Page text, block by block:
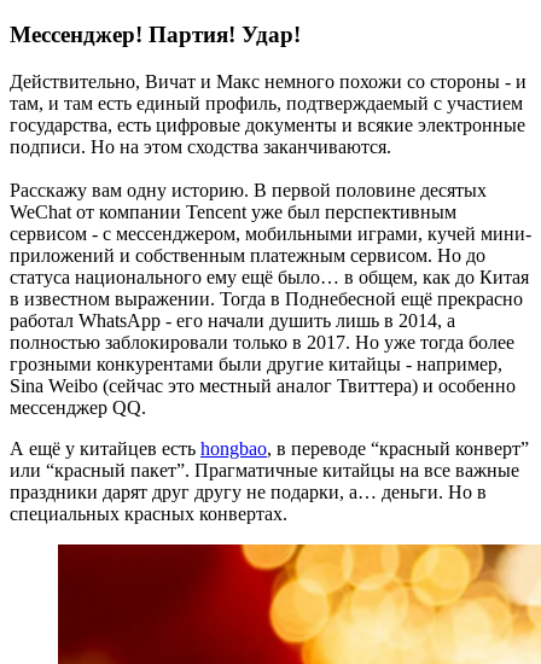
Мессенджер! Партия! Удар!
Действительно, Вичат и Макс немного похожи со стороны - и
там, и там есть единый профиль, подтверждаемый с участием
государства, есть цифровые документы и всякие электронные
подписи. Но на этом сходства заканчиваются.
Расскажу вам одну историю. В первой половине десятых
WeChat от компании Tencent уже был перспективным
сервисом - с мессенджером, мобильными играми, кучей мини-
приложений и собственным платежным сервисом. Но до
статуса национального ему ещё было… в общем, как до Китая
в известном выражении. Тогда в Поднебесной ещё прекрасно
работал WhatsApp - его начали душить лишь в 2014, а
полностью заблокировали только в 2017. Но уже тогда более
грозными конкурентами были другие китайцы - например,
Sina Weibo (сейчас это местный аналог Твиттера) и особенно
мессенджер QQ.
А ещё у китайцев есть hongbao, в переводе “красный конверт”
или “красный пакет”. Прагматичные китайцы на все важные
праздники дарят друг другу не подарки, а… деньги. Но в
специальных красных конвертах.